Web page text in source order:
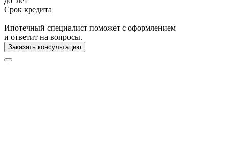
Срок кредита
Ипотечный специалист поможет с оформлением
и ответит на вопросы.
Заказать консультацию